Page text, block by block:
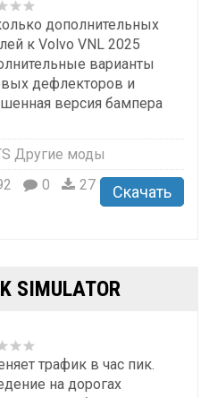
дополнительных
к Volvo VNL 2025
варианты
дефлекторов и
версия бампера
Другие моды
0 27 Скачать
SIMULATOR
трафик в час пик.
на дорогах